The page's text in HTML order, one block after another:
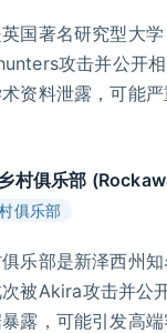
国著名研究型大
攻击并公开
资料泄露，可能
村俱乐部
俱乐部
乐部是新泽西州
被Akira攻击并公
露，可能引发高